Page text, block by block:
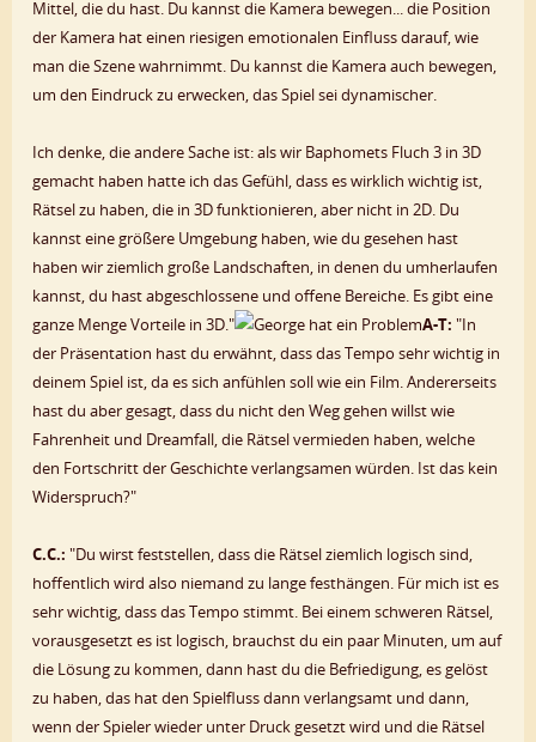
Mittel, die du hast. Du kannst die Kamera bewegen... die Position
der Kamera hat einen riesigen emotionalen Einfluss darauf, wie
man die Szene wahrnimmt. Du kannst die Kamera auch bewegen,
um den Eindruck zu erwecken, das Spiel sei dynamischer.
Ich denke, die andere Sache ist: als wir Baphomets Fluch 3 in 3D
gemacht haben hatte ich das Gefühl, dass es wirklich wichtig ist,
Rätsel zu haben, die in 3D funktionieren, aber nicht in 2D. Du
kannst eine größere Umgebung haben, wie du gesehen hast
haben wir ziemlich große Landschaften, in denen du umherlaufen
kannst, du hast abgeschlossene und offene Bereiche. Es gibt eine
ganze Menge Vorteile in 3D."
A-T: "In
der Präsentation hast du erwähnt, dass das Tempo sehr wichtig in
deinem Spiel ist, da es sich anfühlen soll wie ein Film. Andererseits
hast du aber gesagt, dass du nicht den Weg gehen willst wie
Fahrenheit und Dreamfall, die Rätsel vermieden haben, welche
den Fortschritt der Geschichte verlangsamen würden. Ist das kein
Widerspruch?"
C.C.: "Du wirst feststellen, dass die Rätsel ziemlich logisch sind,
hoffentlich wird also niemand zu lange festhängen. Für mich ist es
sehr wichtig, dass das Tempo stimmt. Bei einem schweren Rätsel,
vorausgesetzt es ist logisch, brauchst du ein paar Minuten, um auf
die Lösung zu kommen, dann hast du die Befriedigung, es gelöst
zu haben, das hat den Spielfluss dann verlangsamt und dann,
wenn der Spieler wieder unter Druck gesetzt wird und die Rätsel